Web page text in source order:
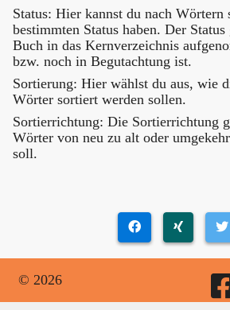
Status: Hier kannst du nach Wörtern
bestimmten Status haben. Der
Buch in das Kernverzeichnis
bzw. noch in Begutachtung ist.
Sortierung: Hier wählst du aus, wie
Wörter sortiert werden sollen.
Sortierrichtung: Die Sortierrichtung
Wörter von neu zu alt oder
soll.
© 2026